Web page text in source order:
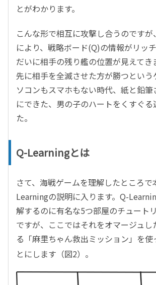
とがわかります。
こんな形で相互に攻撃し合うのです
により、戦略ボード(Q)の情報がリッ
だいに相手の残り艦の位置が見えてき
先に相手を全滅させた方が勝つという
ソコンもスマホもない時代、紙と鉛
にできた、男の子のハートをくすぐる
た。
Q-Learningとは
さて、海戦ゲームを理解したところで
Learningの説明に入ります。Q-
解するのに有名な5つ部屋のチュート
ですが、ここではそれをオマージュし
る「麻里ちゃん救出ミッション」を使
とにします（図2）。